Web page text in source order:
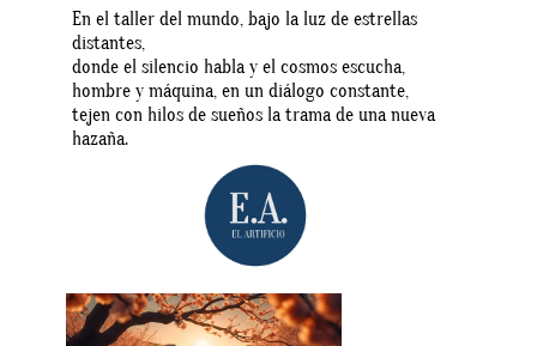
En el taller del mundo, bajo la luz de estrellas
distantes,
donde el silencio habla y el cosmos escucha,
hombre y máquina, en un diálogo constante,
tejen con hilos de sueños la trama de una nueva
hazaña.